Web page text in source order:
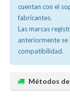
cuentan con el
fabricantes.
Las marcas
anteriormente se
compatibilidad.
Métodos